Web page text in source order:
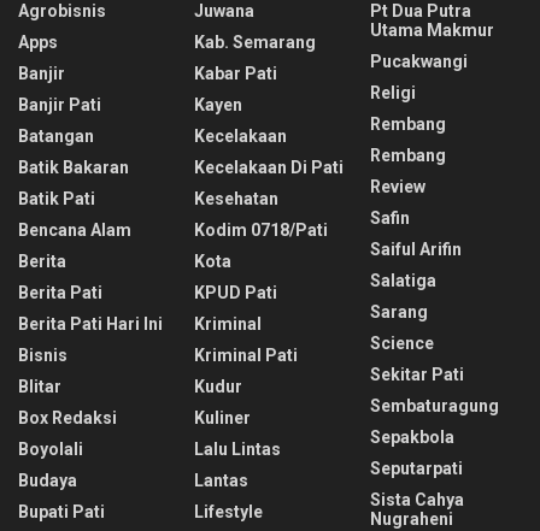
Agrobisnis
Apps
Banjir
Banjir Pati
Batangan
Batik Bakaran
Batik Pati
Bencana Alam
Berita
Berita Pati
Berita Pati Hari Ini
Bisnis
Blitar
Box Redaksi
Boyolali
Budaya
Bupati Pati
Juwana
Kab. Semarang
Kabar Pati
Kayen
Kecelakaan
Kecelakaan Di Pati
Kesehatan
Kodim 0718/pati
Kota
KPUD Pati
Kriminal
Kriminal Pati
Kudur
Kuliner
Lalu Lintas
Lantas
Lifestyle
Pt Dua Putra
Utama Makmur
Pucakwangi
Religi
Rembang
Rembang
Review
Safin
Saiful Arifin
Salatiga
Sarang
Science
Sekitar Pati
Sembaturagung
Sepakbola
Seputarpati
Sista Cahya
Nugraheni